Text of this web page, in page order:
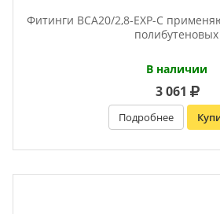
Фитинги BCA20/2,8-EXP-C
полибутеновых
В наличии
3 061
Подробнее